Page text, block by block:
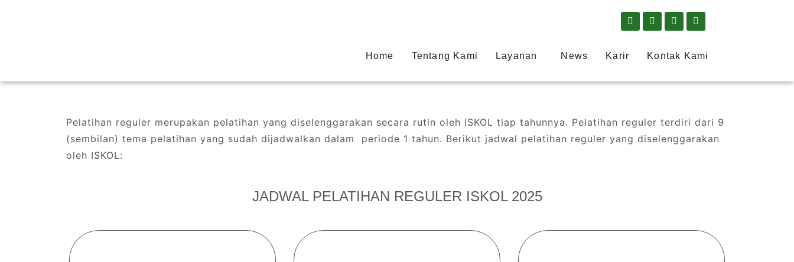
Home Tentang Kami Layanan News Karir Kontak Kami
Pelatihan reguler merupakan pelatihan yang diselenggarakan secara rutin oleh ISKOL tiap tahunnya. Pelatihan reguler terdiri dari 9
(sembilan) tema pelatihan yang sudah dijadwalkan dalam periode 1 tahun. Berikut jadwal pelatihan reguler yang diselenggarakan
oleh ISKOL:
JADWAL PELATIHAN REGULER ISKOL 2025